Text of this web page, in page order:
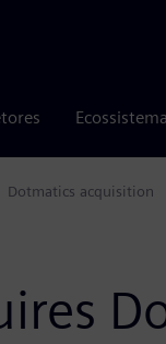
Dotmatics acquisition